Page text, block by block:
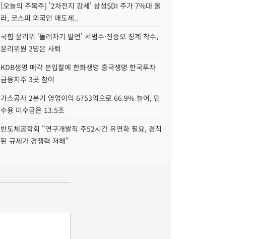
[오늘의 주목주] '2차전지 강세' 삼성SDI 주가 7%대 올
라, 코스피 외국인 매도세..
국힘 윤리위 '돌려차기 발언' 서범수·진종오 징계 착수,
윤리위원 2명은 사퇴
KDB생명 매각 본입찰에 한화생명 흥국생명 한국투자
금융지주 3곳 참여
가스공사 2분기 영업이익 6753억으로 66.9% 늘어, 민
수용 미수금은 13.5조
반도체공학회 "연구개발직 주52시간 유연화 필요, 경직
된 규제가 경쟁력 저해"